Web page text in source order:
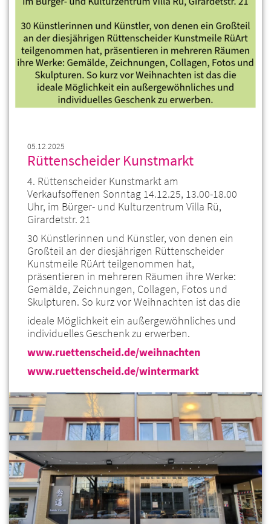
05.12.2025
Rüttenscheider Kunstmarkt
4. Rüttenscheider Kunstmarkt am
Verkaufsoffenen Sonntag 14.12.25, 13.00-18.00
Uhr, im Bürger- und Kulturzentrum Villa Rü,
Girardetstr. 21
30 Künstlerinnen und Künstler, von denen ein
Großteil an der diesjährigen Rüttenscheider
Kunstmeile RüArt teilgenommen hat,
präsentieren in mehreren Räumen ihre Werke:
Gemälde, Zeichnungen, Collagen, Fotos und
Skulpturen. So kurz vor Weihnachten ist das die
ideale Möglichkeit ein außergewöhnliches und
individuelles Geschenk zu erwerben.
www.ruettenscheid.de/weihnachten
www.ruettenscheid.de/wintermarkt